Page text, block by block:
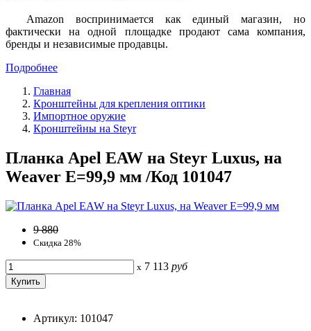
Amazon воспринимается как единый магазин, но
фактически на одной площадке продают сама компания,
бренды и независимые продавцы.
Подробнее
Главная
Кронштейны для крепления оптики
Импортное оружие
Кронштейны на Steyr
Планка Apel EAW на Steyr Luxus, на
Weaver E=99,9 мм /Код 101047
9 880
Скидка 28%
x 7 113 руб
Артикул: 101047